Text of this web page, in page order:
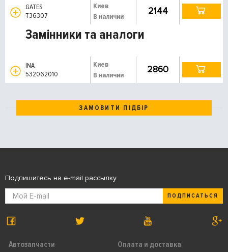
GATES
T36307
Киев
В наличии
2144
Замінники та аналоги
INA
532062010
Киев
В наличии
2860
ЗАМОВИТИ ПІДБІР
Автозапчасти
Оплата и доставка
Подпишитесь на e-mail рассылку
ПОДПИСАТЬСЯ